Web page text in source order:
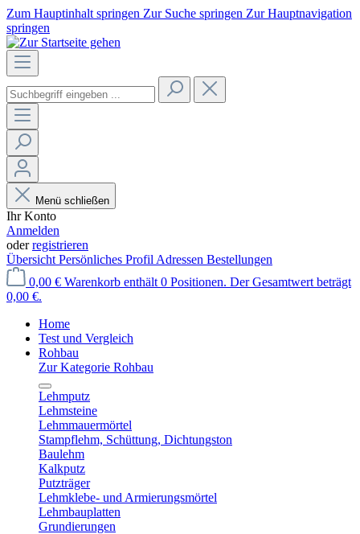
Zum Hauptinhalt springen Zur Suche springen Zur Hauptnavigation
springen
Menü schließen
Ihr Konto
Anmelden
oderregistrieren
Übersicht Persönliches Profil Adressen Bestellungen
0,00 € Warenkorb enthält 0 Positionen. Der Gesamtwert beträgt
0,00 €.
Home
Test und Vergleich
Rohbau
Zur Kategorie Rohbau
Lehmputz
Lehmsteine
Lehmmauermörtel
Stampflehm, Schüttung, Dichtungston
Baulehm
Kalkputz
Putzträger
Lehmklebe- und Armierungsmörtel
Lehmbauplatten
Grundierungen